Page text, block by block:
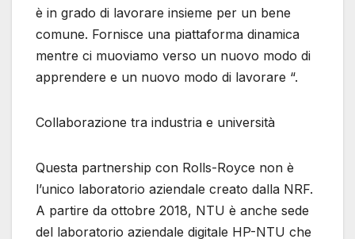
è in grado di lavorare insieme per un bene
comune. Fornisce una piattaforma dinamica
mentre ci muoviamo verso un nuovo modo di
apprendere e un nuovo modo di lavorare “.
Collaborazione tra industria e università
Questa partnership con Rolls-Royce non è
l’unico laboratorio aziendale creato dalla NRF.
A partire da ottobre 2018, NTU è anche sede
del laboratorio aziendale digitale HP-NTU che